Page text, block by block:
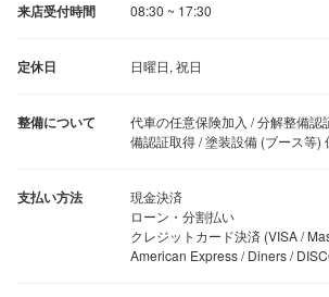
来店受付時間 08:30 ~ 17:30
定休日 日曜日, 祝日
整備について
代車の任意保険加入 / 分解整備認
備認証取得 / 塗装設備 (ブース等)
支払い方法
現金決済
ローン・分割払い
クレジットカード決済 (VISA /
American Express / Diners /